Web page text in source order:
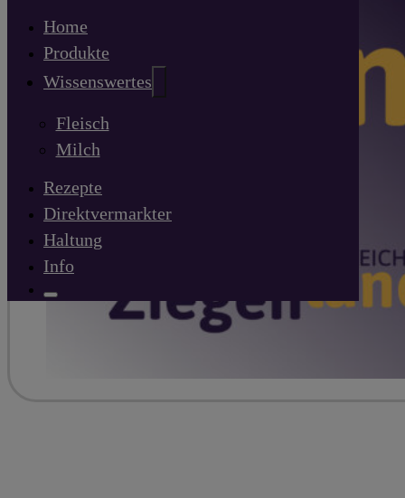
Home
Produkte
Wissenswertes
Fleisch
Milch
Rezepte
Direktvermarkter
Haltung
Info